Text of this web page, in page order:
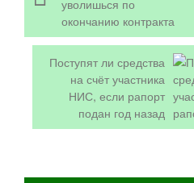
Поступят ли средства
на счёт участника
НИС, если рапорт
подан год назад